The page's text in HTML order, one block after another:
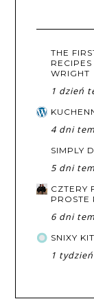
THE
WRIGHT
1 dzień
4 dni
SIMPLY
5 dni
CZTERY
PROSTE
6 dni
SNIXY
1